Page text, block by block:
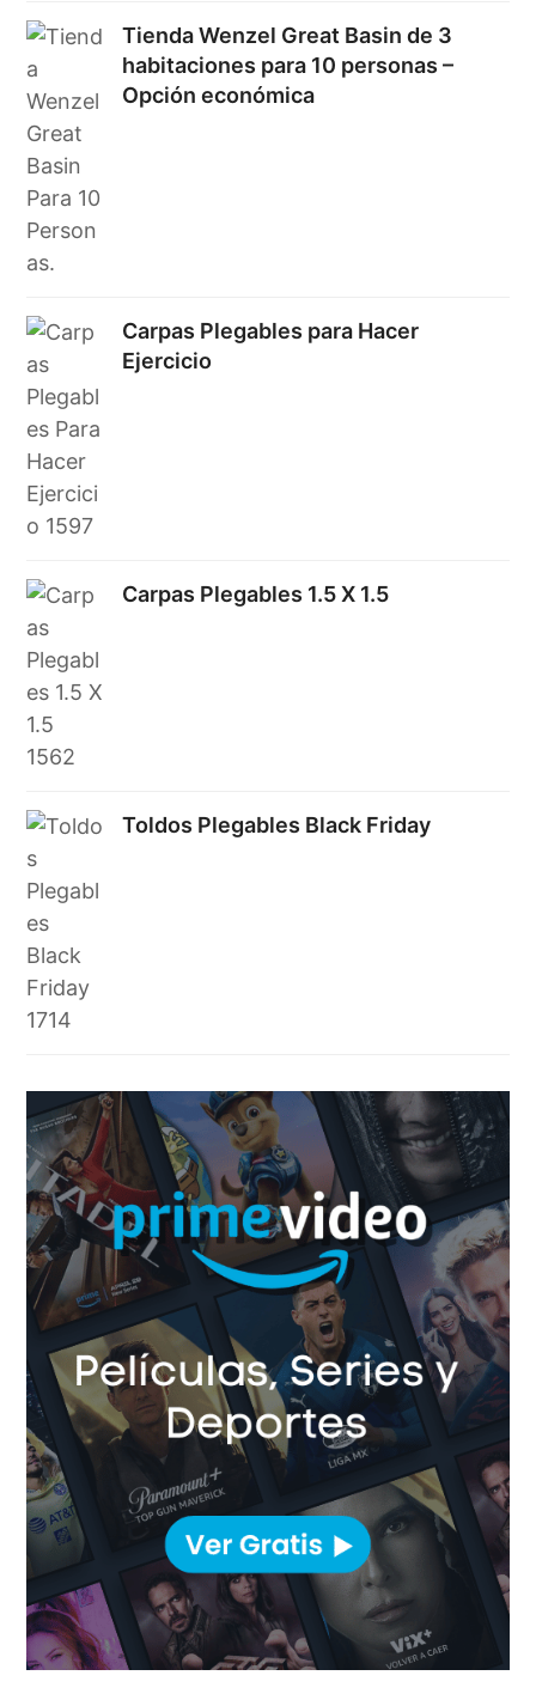
Tienda Wenzel Great Basin de 3
habitaciones para 10 personas –
Opción económica
Carpas Plegables para Hacer
Ejercicio
Carpas Plegables 1.5 X 1.5
Toldos Plegables Black Friday